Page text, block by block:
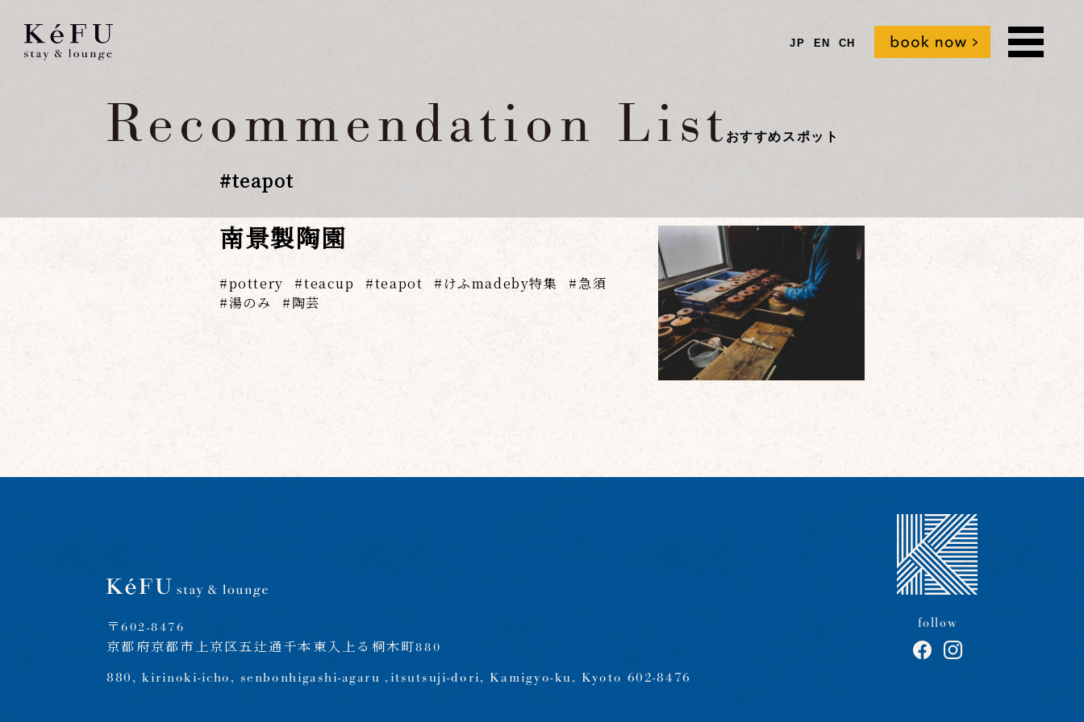
JP EN CH
Recommendation Listおすすめスポット
#teapot
南景製陶園
pottery teacup teapot けふmadeby特集
急須
湯のみ
陶芸
〒602-8476
京都府京都市上京区五辻通千本東入上る桐木町880
880, kirinoki-icho, senbonhigashi-agaru ,itsutsuji-dori, Kamigyo-ku, Kyoto 602-8476
follow